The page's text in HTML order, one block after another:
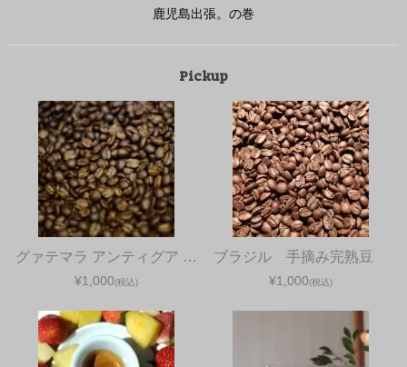
鹿児島出張。の巻
Pickup
グァテマラ アンティグア …
¥1,000(税込)
ブラジル 手摘み完熟豆
¥1,000(税込)